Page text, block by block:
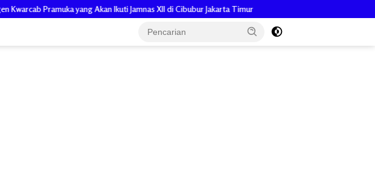
Ikuti Jamnas XII di Cibubur Jakarta Timur Pengabdian Penuh Makna, Keuchik Zuliadi, Ajak